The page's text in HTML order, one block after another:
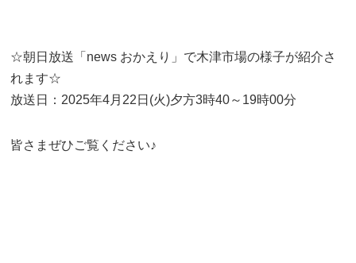
☆朝日放送「news おかえり」で木津市場の様子が紹介さ
れます☆
放送日：2025年4月22日(火)夕方3時40～19時00分
皆さまぜひご覧ください♪